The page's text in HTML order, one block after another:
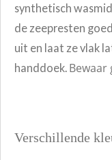
synthetisch
de zeepresten
uit en laat ze vlak
handdoek. Bewaar
Verschillende